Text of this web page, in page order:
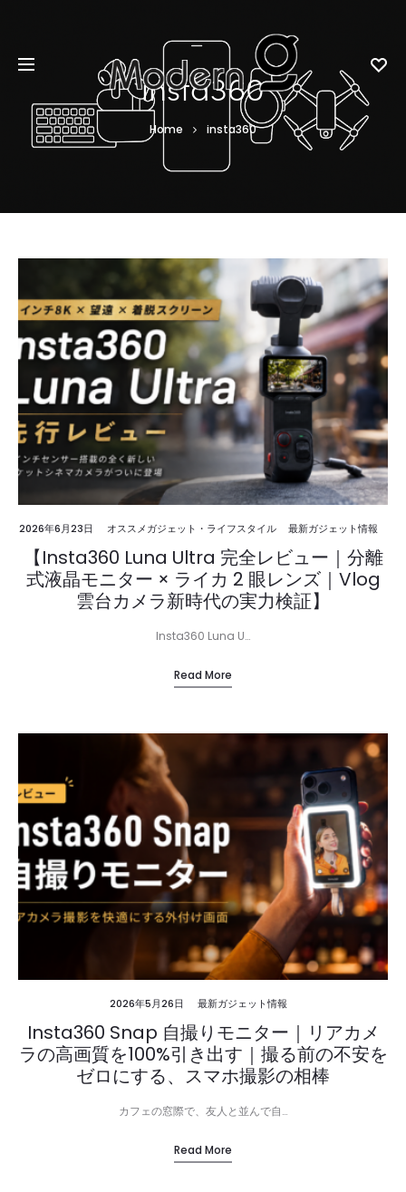
insta360
Home insta360
2026年6月23日 オススメガジェット・ライフスタイル 最新ガジェット情報
【Insta360 Luna Ultra 完全レビュー｜分離
式液晶モニター × ライカ 2 眼レンズ｜Vlog
雲台カメラ新時代の実力検証】
Insta360 Luna U…
Read More
2026年5月26日 最新ガジェット情報
Insta360 Snap 自撮りモニター｜リアカメ
ラの高画質を100%引き出す｜撮る前の不安を
ゼロにする、スマホ撮影の相棒
カフェの窓際で、友人と並んで自…
Read More